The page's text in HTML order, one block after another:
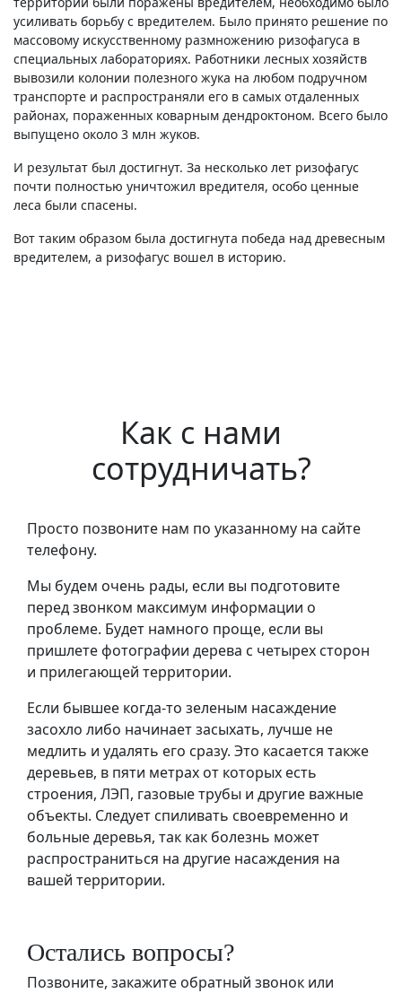
усиливать борьбу с вредителем. Было принято решение по
массовому искусственному размножению ризофагуса в
специальных лабораториях. Работники лесных хозяйств
вывозили колонии полезного жука на любом подручном
транспорте и распространяли его в самых отдаленных
районах, пораженных коварным дендроктоном. Всего было
выпущено около 3 млн жуков.
И результат был достигнут. За несколько лет ризофагус
почти полностью уничтожил вредителя, особо ценные
леса были спасены.
Вот таким образом была достигнута победа над древесным
вредителем, а ризофагус вошел в историю.
Как с нами
сотрудничать?
Просто позвоните нам по указанному на сайте
телефону.
Мы будем очень рады, если вы подготовите
перед звонком максимум информации о
проблеме. Будет намного проще, если вы
пришлете фотографии дерева с четырех сторон
и прилегающей территории.
Если бывшее когда-то зеленым насаждение
засохло либо начинает засыхать, лучше не
медлить и удалять его сразу. Это касается также
деревьев, в пяти метрах от которых есть
строения, ЛЭП, газовые трубы и другие важные
объекты. Следует спиливать своевременно и
больные деревья, так как болезнь может
распространиться на другие насаждения на
вашей территории.
Остались вопросы?
Позвоните, закажите обратный звонок или